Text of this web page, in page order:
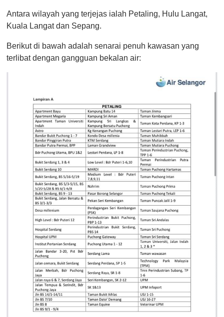
f
1
n
u
e
Antara wilayah yang terjejas ialah Petaling, Hulu Langat,
Kuala Langat dan Sepang.
Berikut di bawah adalah senarai penuh kawasan yang
terlibat dengan gangguan bekalan air: